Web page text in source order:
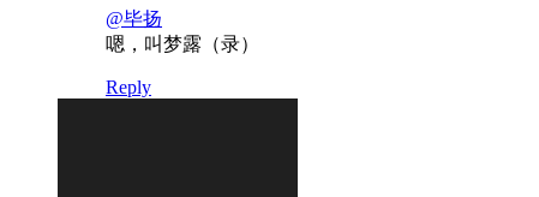
@毕扬
嗯，叫梦露（录）
Reply